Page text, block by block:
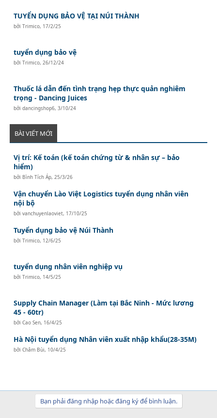
TUYỂN DỤNG BẢO VỆ TẠI NÚI THÀNH
bởiTrimico, 17/2/25
tuyển dụng bảo vệ
bởiTrimico, 26/12/24
Thuốc lá dẫn đến tình trạng hẹp thực quản nghiêm
trọng - Dancing Juices
bởidancingshop6,3/10/24
BÀI VIẾT MỚI
Vị trí: Kế toán (kế toán chứng từ & nhân sự – bảo
hiểm)
bởi Bình Tích Áp, 25/3/26
Vận chuyển Lào Việt Logistics tuyển dụng nhân viên
nội bộ
bởivanchuyenlaoviet, 17/10/25
Tuyển dụng bảo vệ Núi Thành
bởiTrimico, 12/6/25
tuyển dụng nhân viên nghiệp vụ
bởiTrimico, 14/5/25
Supply Chain Manager (Làm tại Bắc Ninh - Mức lương
45 - 60tr)
bởiCao Sen, 16/4/25
Hà Nội tuyển dụng Nhân viên xuất nhập khẩu(28-35M)
bởiChâm Bùi, 10/4/25
Bạn phải đăng nhập hoặc đăng ký để bình luận.